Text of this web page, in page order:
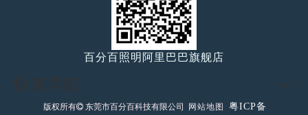
百分百照明阿里巴巴旗舰店
版权所有 东莞市百分百科技有限公司 网站地图 粤ICP备